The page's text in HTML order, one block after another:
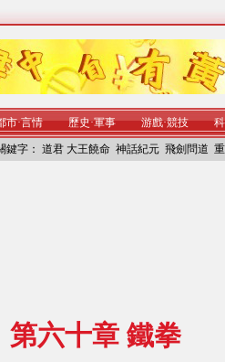
市·言情 歷史·軍事 游戲·競技
字： 道君 大王饒命 神話紀元 飛劍問道
第六十章 鐵拳